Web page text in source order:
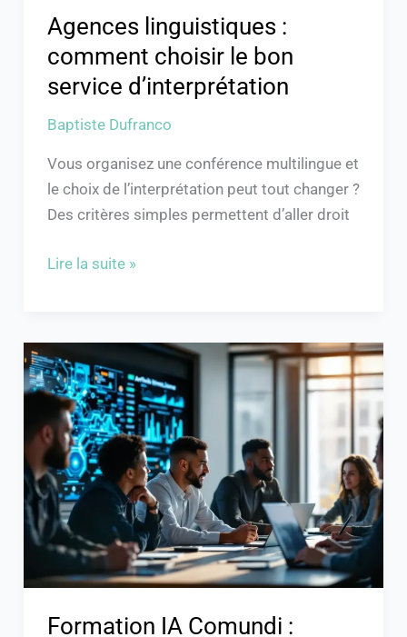
Agences linguistiques :
comment choisir le bon
service d’interprétation
Baptiste Dufranco
Vous organisez une conférence multilingue et
le choix de l’interprétation peut tout changer ?
Des critères simples permettent d’aller droit
Lire la suite »
Formation IA Comundi :
Formation
IA
Comundi
:
Devenez
un
Expert
en
IA
en